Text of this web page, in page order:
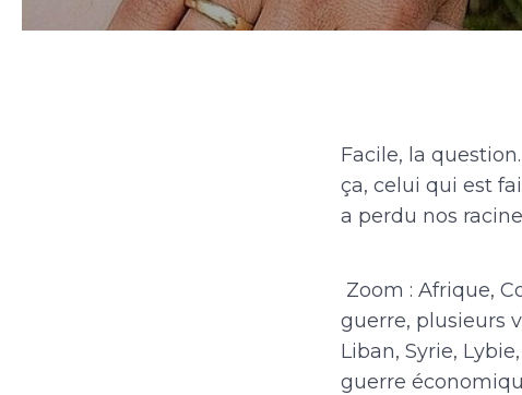
Facile, la
ça, celui qui est
a perdu nos
Zoom : Afrique,
guerre, plusieurs
Liban, Syrie,
guerre